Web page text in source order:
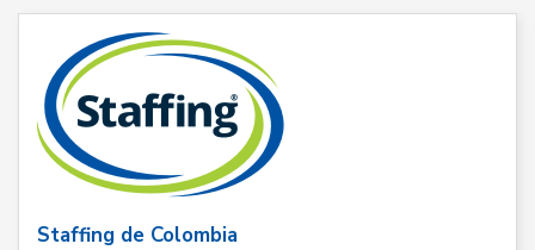
Staffing de Colombia